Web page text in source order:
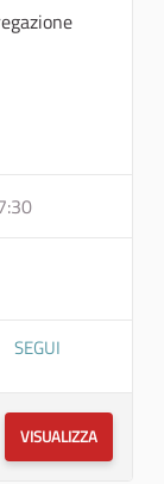
13 SOSTENITORI
SEGUI
VISUALIZZA